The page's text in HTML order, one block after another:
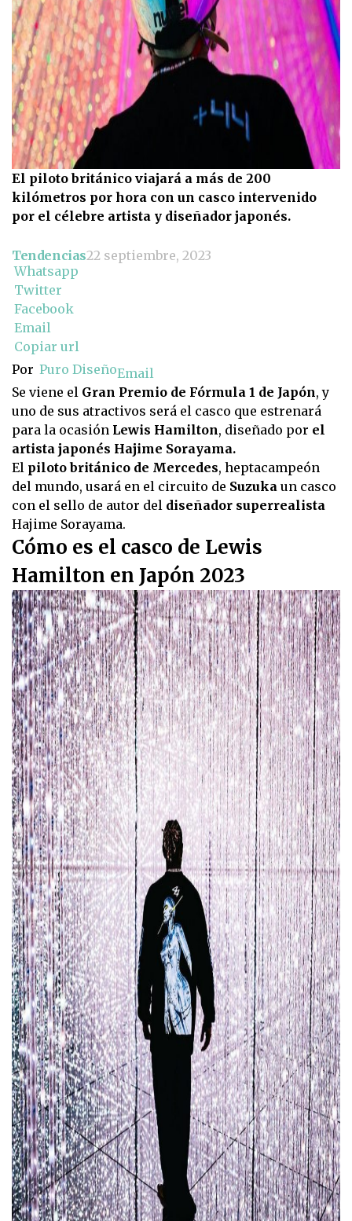
El piloto británico viajará a más de 200
kilómetros por hora con un casco intervenido
por el célebre artista y diseñador japonés.
Tendencias22 septiembre, 2023
Whatsapp
Twitter
Facebook
Email
Copiar url
Por Puro DiseñoEmail
Se viene el Gran Premio de Fórmula 1 de Japón, y
uno de sus atractivos será el casco que estrenará
para la ocasión Lewis Hamilton, diseñado por el
artista japonés Hajime Sorayama.
El piloto británico de Mercedes, heptacampeón
del mundo, usará en el circuito de Suzuka un casco
con el sello de autor del diseñador superrealista
Hajime Sorayama.
Cómo es el casco de Lewis
Hamilton en Japón 2023